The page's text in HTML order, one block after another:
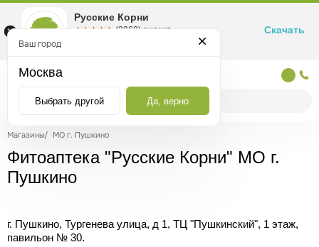
Магазины/ МО г. Пушкино
Фитоаптека "Русские Корни" МО г.
Пушкино
г. Пушкино, Тургенева улица, д 1, ТЦ "Пушкинский", 1 этаж,
павильон № 30.
Ваш город
Москва
Выбрать другой Да, верно
Русские Корни
☆☆☆☆☆
★★★★★ (2360) оценка
Маркетплейс товаров для здоровья
Скачать